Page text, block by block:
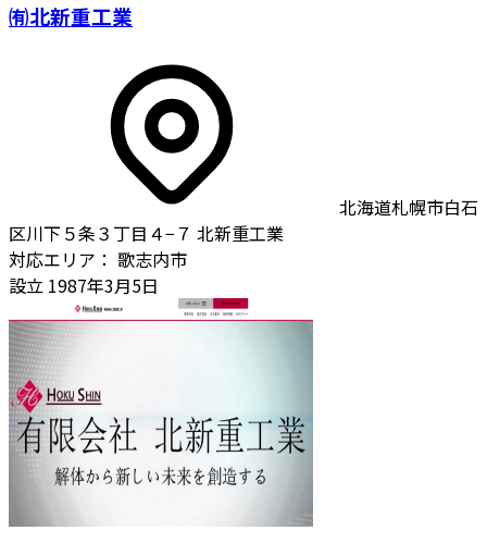
㈲北新重工業
北海道札幌市白石
区川下５条３丁目４−７ 北新重工業
対応エリア： 歌志内市
設立 1987年3月5日